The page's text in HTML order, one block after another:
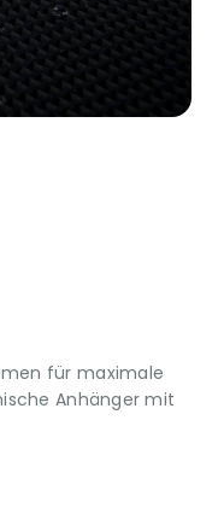
für maximale
Anhänger mit